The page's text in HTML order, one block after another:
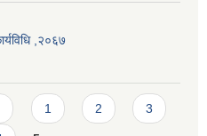
,२०६७
1 2 3